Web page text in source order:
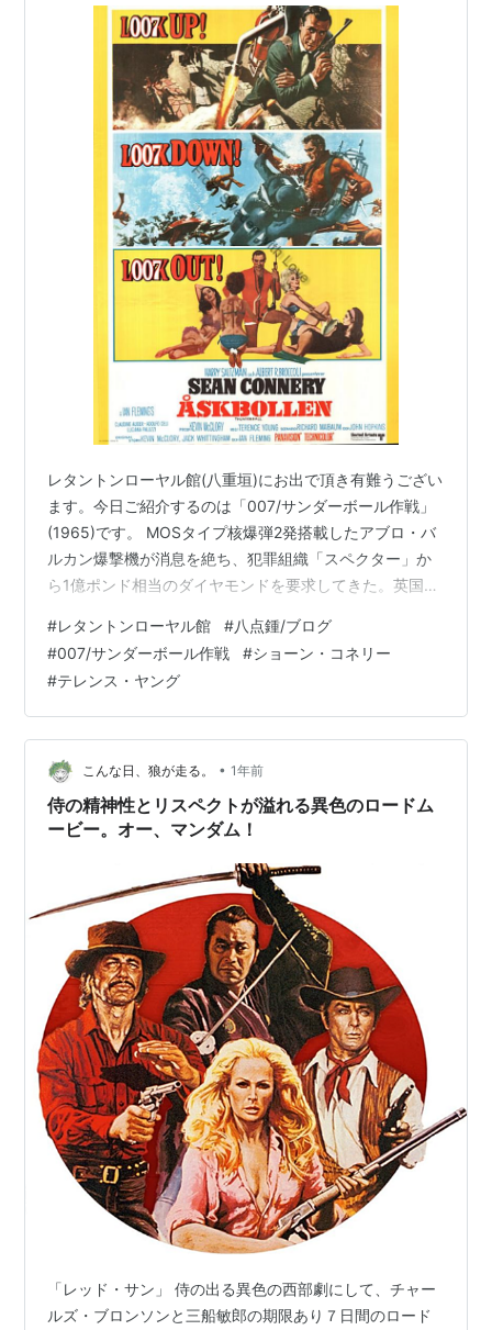
レタントンローヤル館(八重垣)にお出で頂き有難うござい
ます。今日ご紹介するのは「007/サンダーボール作戦」
(1965)です。 MOSタイプ核爆弾2発搭載したアブロ・バ
ルカン爆撃機が消息を絶ち、犯罪組織「スペクター」か
ら1億ポンド相当のダイヤモンドを要求してきた。英国諜
った男がバルカン爆撃機に搭乗していたことからその妹
ドミノがいるナッソーへ向かうのだった… 前作「ゴール
ドフィンガー」(1964)の約3倍のコストをかけて製作され
たこの作品、ずっーとスケールが大きくなり、秘密兵器
もテンコ盛りでと言うより、例えば「ロシアより愛をこ
めて」とは違いプ…
#レタントンローヤル館 #八点鍾/ブログ
#007/サンダーボール作戦 #ショーン・コネリー
#テレンス・ヤング
こんな日、狼が走る。 • 1年前
侍の精神性とリスペクトが溢れる異色のロードム
ービー。オー、マンダム！
「レッド・サン」 侍の出る異色の西部劇にして、チャー
ルズ・ブロンソンと三船敏郎の期限あり７日間のロード